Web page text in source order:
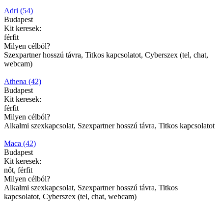
Adri (54)
Budapest
Kit keresek:
férfit
Milyen célból?
Szexpartner hosszú távra, Titkos kapcsolatot, Cyberszex (tel, chat,
webcam)
Athena (42)
Budapest
Kit keresek:
férfit
Milyen célból?
Alkalmi szexkapcsolat, Szexpartner hosszú távra, Titkos kapcsolatot
Maca (42)
Budapest
Kit keresek:
nőt, férfit
Milyen célból?
Alkalmi szexkapcsolat, Szexpartner hosszú távra, Titkos
kapcsolatot, Cyberszex (tel, chat, webcam)